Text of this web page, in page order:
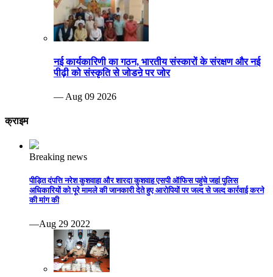
नई कार्यकारिणी का गठन, भारतीय संस्कारों के संरक्षण और नई
पीढ़ी को संस्कृति से जोडऩे पर जोर
— Aug 09 2026
क्राइम
Breaking news
पीड़ित दंपत्ति नरेश कुशवाहा और शारदा कुशवाह एसपी ऑफिस पहुंचे जहां पुलिस
अधिकारियों को पूरे मामले की जानकारी देते हुए आरोपियों पर जल्द से जल्द कार्रवाई करने
की मांग की
—Aug 29 2022